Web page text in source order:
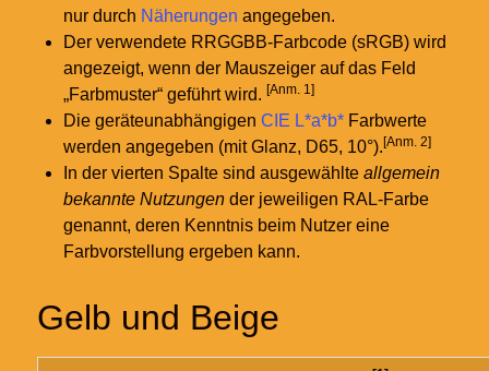
nur durch Näherungen angegeben.
Der verwendete RRGGBB-Farbcode (sRGB) wird
angezeigt, wenn der Mauszeiger auf das Feld
„Farbmuster“ geführt wird. [Anm. 1]
Die geräteunabhängigen CIE L*a*b* Farbwerte
werden angegeben (mit Glanz, D65, 10°).[Anm. 2]
In der vierten Spalte sind ausgewählte allgemein
bekannte Nutzungen der jeweiligen RAL-Farbe
genannt, deren Kenntnis beim Nutzer eine
Farbvorstellung ergeben kann.
Gelb und Beige